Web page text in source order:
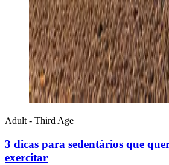
Adult - Third Age
3 dicas para sedentários que
exercitar